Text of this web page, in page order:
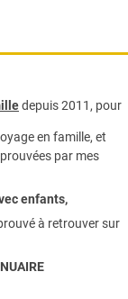
depuis 2011, pour
en famille, et
par mes
enfants,
à retrouver sur